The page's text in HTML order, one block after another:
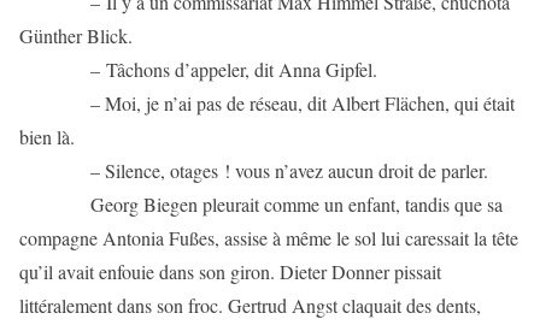
Günther Blick.
– Tâchons d’appeler, dit Anna Gipfel.
– Moi, je n’ai pas de réseau, dit Albert Flächen, qui était
bien là.
– Silence, otages ! vous n’avez aucun droit de parler.
Georg Biegen pleurait comme un enfant, tandis que sa
compagne Antonia Fußes, assise à même le sol lui caressait la tête
qu’il avait enfouie dans son giron. Dieter Donner pissait
littéralement dans son froc. Gertrud Angst claquait des dents,